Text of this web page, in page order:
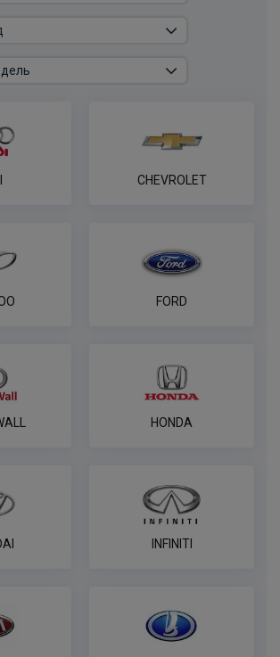
универсальной электрики
запросу
ЗАКАЗ ОТ 14 ДНЕЙ
согласования Artway
ЗАКАЗ ОТ 14 ДНЕЙ
запросу
CHEVROLET
FORD
HONDA
INFINITI